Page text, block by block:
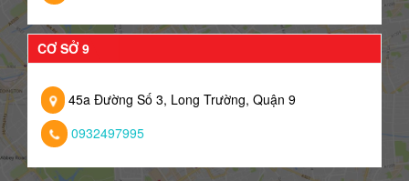
CƠ SỞ 9
45a Đường Số 3, Long Trường, Quận 9
0932497995